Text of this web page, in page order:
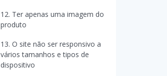
12. Ter apenas uma imagem do
produto
13. O site não ser responsivo a
vários tamanhos e tipos de
dispositivo